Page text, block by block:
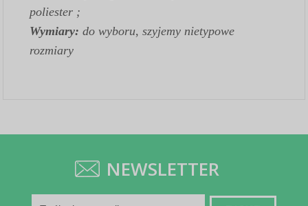
poliester ;
Wymiary: do wyboru,szyjemy nietypowe
rozmiary
NEWSLETTER